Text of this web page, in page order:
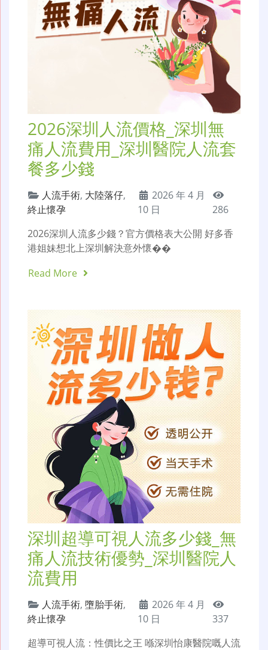
2026深圳人流價格_深圳無
痛人流費用_深圳醫院人流套
餐多少錢
人流手術, 大陸落仔,
終止懷孕
2026 年 4 月
10 日
286
2026深圳人流多少錢？官方價格表大公開 好多香
港姐妹想北上深圳解決意外懷��
Read More
深圳超導可視人流多少錢_無
痛人流技術優勢_深圳醫院人
流費用
人流手術, 墮胎手術,
終止懷孕
2026 年 4 月
10 日
337
超導可視人流：性價比之王 喺深圳怡康醫院嘅人流